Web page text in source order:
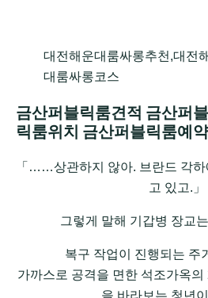
대전해운대룸싸롱추천,대전
대룸싸롱코스
금산퍼블릭룸견적 금산퍼
릭룸위치 금산퍼블릭룸예
「……상관하지 않아. 브란드 각
고 있고.」
그렇게 말해 기갑병 장교
복구 작업이 진행되는 주
가까스로 공격을 면한 석조가옥
을 바라보는 청년